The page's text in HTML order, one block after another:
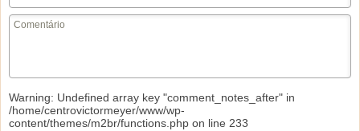
Warning: Undefined array key "comment_notes_after" in
/home/centrovictormeyer/www/wp-
content/themes/m2br/functions.php on line 233